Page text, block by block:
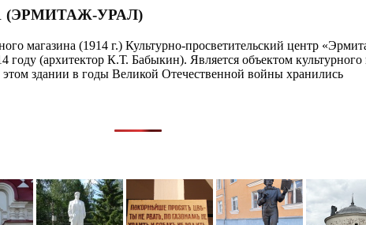
(ЭРМИТАЖ-УРАЛ)
магазина (1914 г.) Культурно-просветительский центр
(архитектор К.Т. Бабыкин). Является объектом культурного
здании в годы Великой Отечественной войны хранились